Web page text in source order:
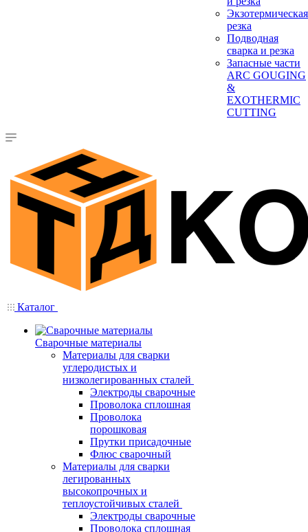
Экзотермическая
резка
Подводная
сварка и резка
Запасные части
ARC GOUGING
&
EXOTHERMIC
CUTTING
Каталог
Сварочные материалы
Материалы для сварки
углеродистых и
низколегированных сталей
Электроды сварочные
Проволока сплошная
Проволока
порошковая
Прутки присадочные
Флюс сварочный
Материалы для сварки
легированных
высокопрочных и
теплоустойчивых сталей
Электроды сварочные
Проволока сплошная